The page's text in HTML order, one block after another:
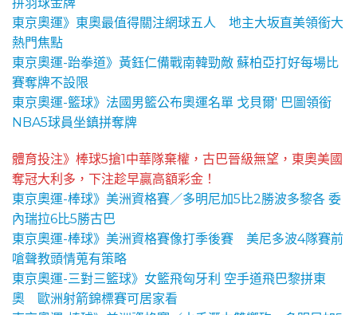
拼羽球金牌
東京奧運》東奧最值得關注網球五人 地主大坂直美領銜大
熱門焦點
東京奧運-跆拳道》黃鈺仁備戰南韓勁敵 蘇柏亞打好每場比
賽奪牌不設限
東京奧運-籃球》法國男籃公布奧運名單 戈貝爾' 巴圖領銜
NBA5球員坐鎮拼奪牌
體育投注》棒球5搶1中華隊棄權，古巴晉級無望，東奧美國
奪冠大利多，下注趁早贏高額彩金！
東京奧運-棒球》美洲資格賽／多明尼加5比2勝波多黎各 委
內瑞拉6比5勝古巴
東京奧運-棒球》美洲資格賽像打季後賽 美尼多波4隊賽前
嗆聲教頭情蒐有策略
東京奧運-三對三籃球》女籃飛匈牙利 空手道飛巴黎拼東
奧 歐洲射箭錦標賽可居家看